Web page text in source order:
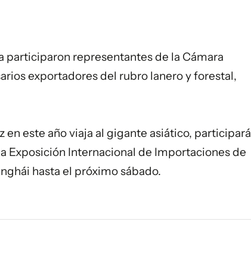
participaron representantes de la Cámara
exportadores del rubro lanero y forestal,
en este año viaja al gigante asiático, participará
Exposición Internacional de Importaciones de
hasta el próximo sábado.